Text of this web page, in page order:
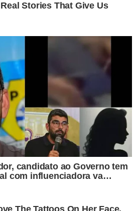
afirmando que eram
prejudicá-lo.
Ele ressaltou o
família e com a luta pelos direitos
que as denúncias
e eram uma tentativa de
e lutas.
Francojá era de
e da primeira-dama,
pelo menos uma semana antes
pelo Metrópoles. Anielle
a denúncia, desejando
Após a demissão de
nas redes sociais
de pressão sobre vítimas em